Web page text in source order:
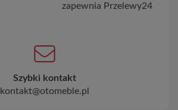
zapewnia Przelewy24
Szybki kontakt
kontakt@otomeble.pl